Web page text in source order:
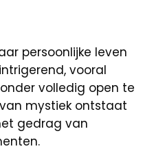
persoonlijke leven
vooral
volledig open te
mystiek ontstaat
gedrag van